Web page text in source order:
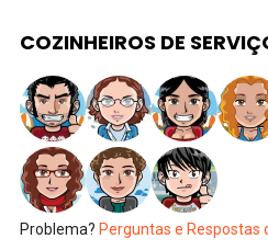
COZINHEIROS DE
Problema? Perguntas e Respostas